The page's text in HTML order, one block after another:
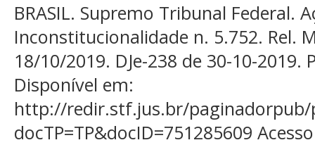
BRASIL. Supremo Tribunal Federal.
Inconstitucionalidade n. 5.752. Rel.
18/10/2019. DJe-238 de 30-10-2019.
Disponível em:
http://redir.stf.jus.br/paginadorpub/
docTP=TP&docID=751285609